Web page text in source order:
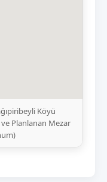
Köyü
Planlanan Mezar